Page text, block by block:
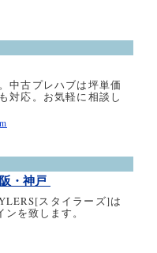
中古プレハブは坪単価
対応。お気軽に相談し
・神戸
スタイラーズ]は
を致します。